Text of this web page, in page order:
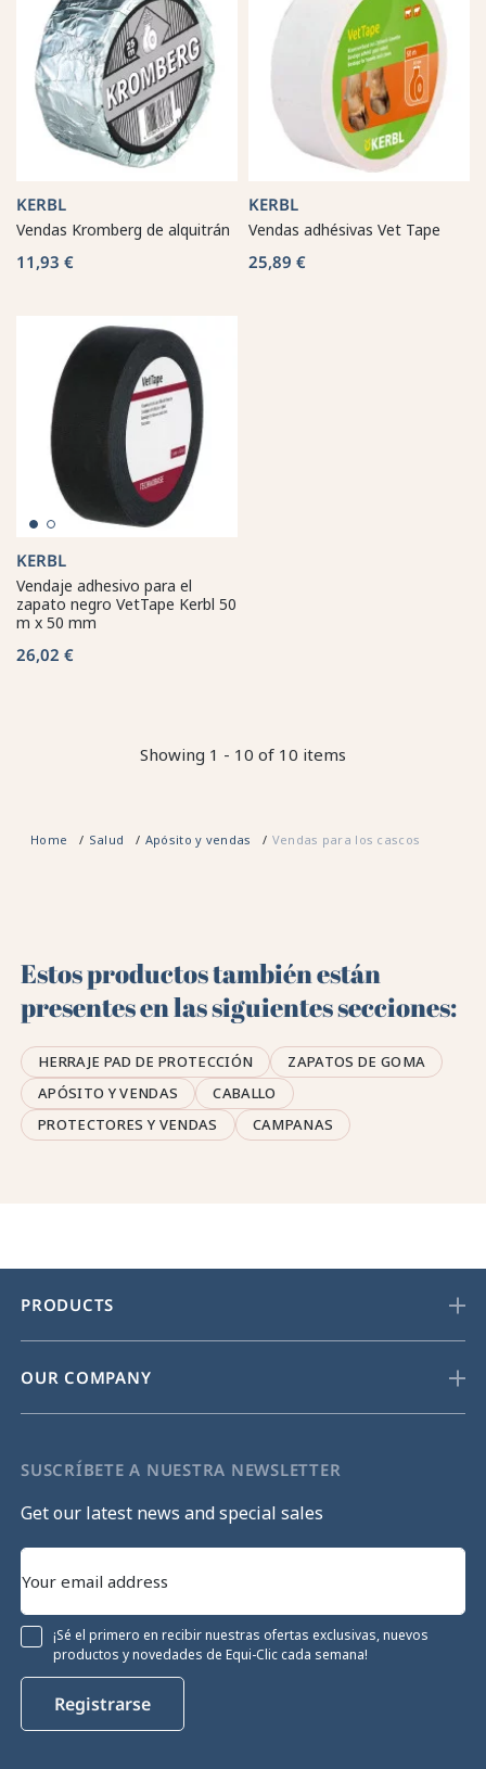
KERBL
Vendas Kromberg de alquitrán
11,93 €
KERBL
Vendas adhésivas Vet Tape
25,89 €
KERBL
Vendaje adhesivo para el
zapato negro VetTape Kerbl 50
m x 50 mm
26,02 €
Showing 1 - 10 of 10 items
Home Salud Apósito y vendas Vendas para los cascos
Estos productos también están
presentes en las siguientes secciones:
HERRAJE PAD DE PROTECCIÓN
ZAPATOS DE GOMA
APÓSITO Y VENDAS
CABALLO
PROTECTORES Y VENDAS
CAMPANAS
PRODUCTS
OUR COMPANY
SUSCRÍBETE A NUESTRA NEWSLETTER
Get our latest news and special sales
¡Sé el primero en recibir nuestras ofertas exclusivas, nuevos
productos y novedades de Equi-Clic cada semana!
Registrarse